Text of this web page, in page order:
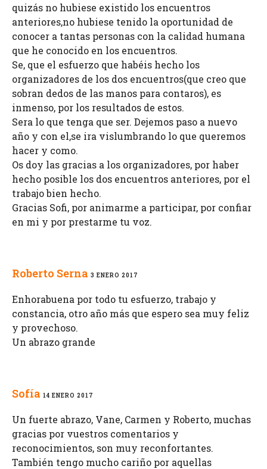
quizás no hubiese existido los encuentros
anteriores,no hubiese tenido la oportunidad de
conocer a tantas personas con la calidad humana
que he conocido en los encuentros.
Se, que el esfuerzo que habéis hecho los
organizadores de los dos encuentros(que creo que
sobran dedos de las manos para contaros), es
inmenso, por los resultados de estos.
Sera lo que tenga que ser. Dejemos paso a nuevo
año y con el,se ira vislumbrando lo que queremos
hacer y como.
Os doy las gracias a los organizadores, por haber
hecho posible los dos encuentros anteriores, por el
trabajo bien hecho.
Gracias Sofi, por animarme a participar, por confiar
en mi y por prestarme tu voz.
Roberto Serna 3 ENERO 2017
Enhorabuena por todo tu esfuerzo, trabajo y
constancia, otro año más que espero sea muy feliz
y provechoso.
Un abrazo grande
Sofía 14 ENERO 2017
Un fuerte abrazo, Vane, Carmen y Roberto, muchas
gracias por vuestros comentarios y
reconocimientos, son muy reconfortantes.
También tengo mucho cariño por aquellas